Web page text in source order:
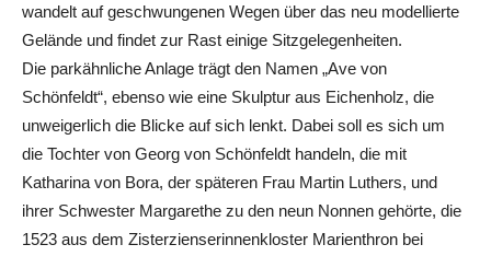
wandelt auf geschwungenen Wegen über das neu modellierte
Gelände und findet zur Rast einige Sitzgelegenheiten.
Die parkähnliche Anlage trägt den Namen „Ave von
Schönfeldt“, ebenso wie eine Skulptur aus Eichenholz, die
unweigerlich die Blicke auf sich lenkt. Dabei soll es sich um
die Tochter von Georg von Schönfeldt handeln, die mit
Katharina von Bora, der späteren Frau Martin Luthers, und
ihrer Schwester Margarethe zu den neun Nonnen gehörte, die
1523 aus dem Zisterzienserinnenkloster Marienthron bei